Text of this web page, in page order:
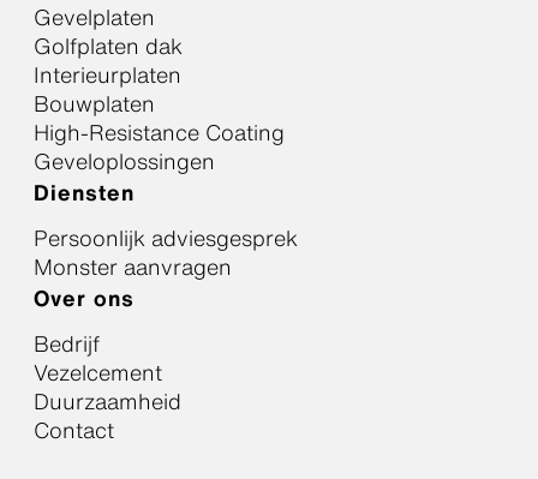
Gevelplaten
Golfplaten dak
Interieurplaten
Bouwplaten
High-Resistance Coating
Geveloplossingen
Diensten
Persoonlijk adviesgesprek
Monster aanvragen
Over ons
Bedrijf
Vezelcement
Duurzaamheid
Contact